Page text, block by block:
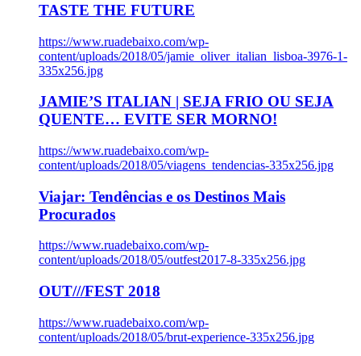
TASTE THE FUTURE
https://www.ruadebaixo.com/wp-
content/uploads/2018/05/jamie_oliver_italian_lisboa-3976-1-
335x256.jpg
JAMIE’S ITALIAN | SEJA FRIO OU SEJA
QUENTE… EVITE SER MORNO!
https://www.ruadebaixo.com/wp-
content/uploads/2018/05/viagens_tendencias-335x256.jpg
Viajar: Tendências e os Destinos Mais
Procurados
https://www.ruadebaixo.com/wp-
content/uploads/2018/05/outfest2017-8-335x256.jpg
OUT///FEST 2018
https://www.ruadebaixo.com/wp-
content/uploads/2018/05/brut-experience-335x256.jpg